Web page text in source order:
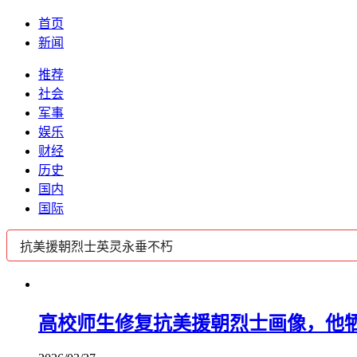
首页
新闻
推荐
社会
军事
娱乐
财经
历史
国内
国际
高校师生修复抗美援朝烈士画像，他